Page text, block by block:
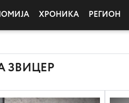
ХРОНИКА РЕГИОН
ЗВИЦЕР